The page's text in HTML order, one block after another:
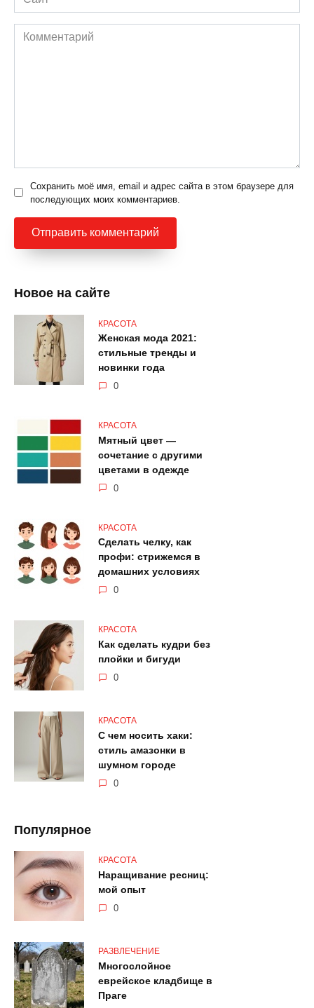
Комментарий
Сохранить моё имя, email и адрес сайта в этом браузере для
последующих моих комментариев.
Новое на сайте
КРАСОТА
Женская мода 2021:
стильные тренды и
новинки года
0
КРАСОТА
Мятный цвет —
сочетание с другими
цветами в одежде
0
КРАСОТА
Сделать челку, как
профи: стрижемся в
домашних условиях
0
КРАСОТА
Как сделать кудри без
плойки и бигуди
0
КРАСОТА
С чем носить хаки:
стиль амазонки в
шумном городе
0
Популярное
КРАСОТА
Наращивание ресниц:
мой опыт
0
РАЗВЛЕЧЕНИЕ
Многослойное
еврейское кладбище в
Праге